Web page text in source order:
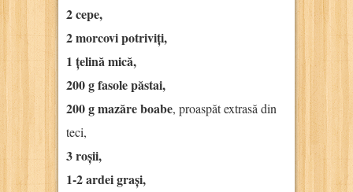
2 cepe,
2 morcovi potriviți,
1 țelină mică,
200 g fasole păstai,
200 g mazăre boabe, proaspăt extrasă din
teci,
3 roșii,
1-2 ardei grași,